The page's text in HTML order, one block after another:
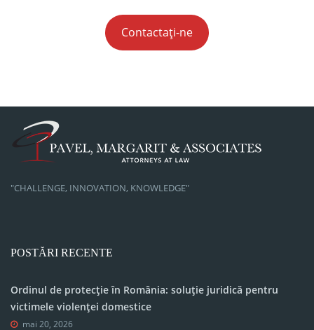
Contactați-ne
"CHALLENGE, INNOVATION, KNOWLEDGE"
POSTĂRI RECENTE
Ordinul de protecție în România: soluție juridică pentru
victimele violenței domestice
mai 20, 2026